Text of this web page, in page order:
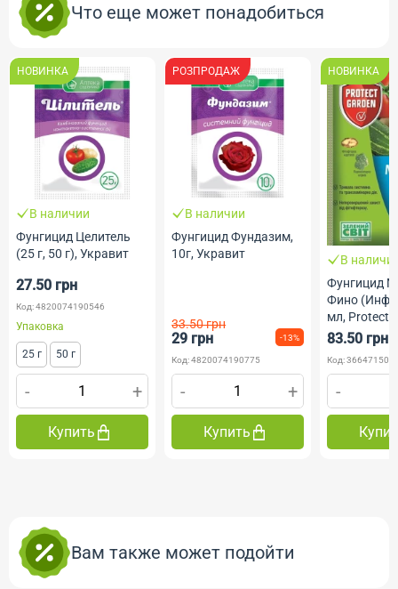
Что еще может понадобиться
НОВИНКА
В наличии
Фунгицид Целитель
(25 г, 50 г), Укравит
27.50 грн
Код: 4820074190546
Упаковка
25 г 50 г
- +
Купить
РОЗПРОДАЖ
В наличии
Фунгицид Фундазим,
10г, Укравит
33.50 грн
29 грн -13%
Код: 4820074190775
- +
Купить
НОВИНКА
В
Фунгицид
Фино
мл, Protect
83.50 грн
Код:
-
Вам также может подойти